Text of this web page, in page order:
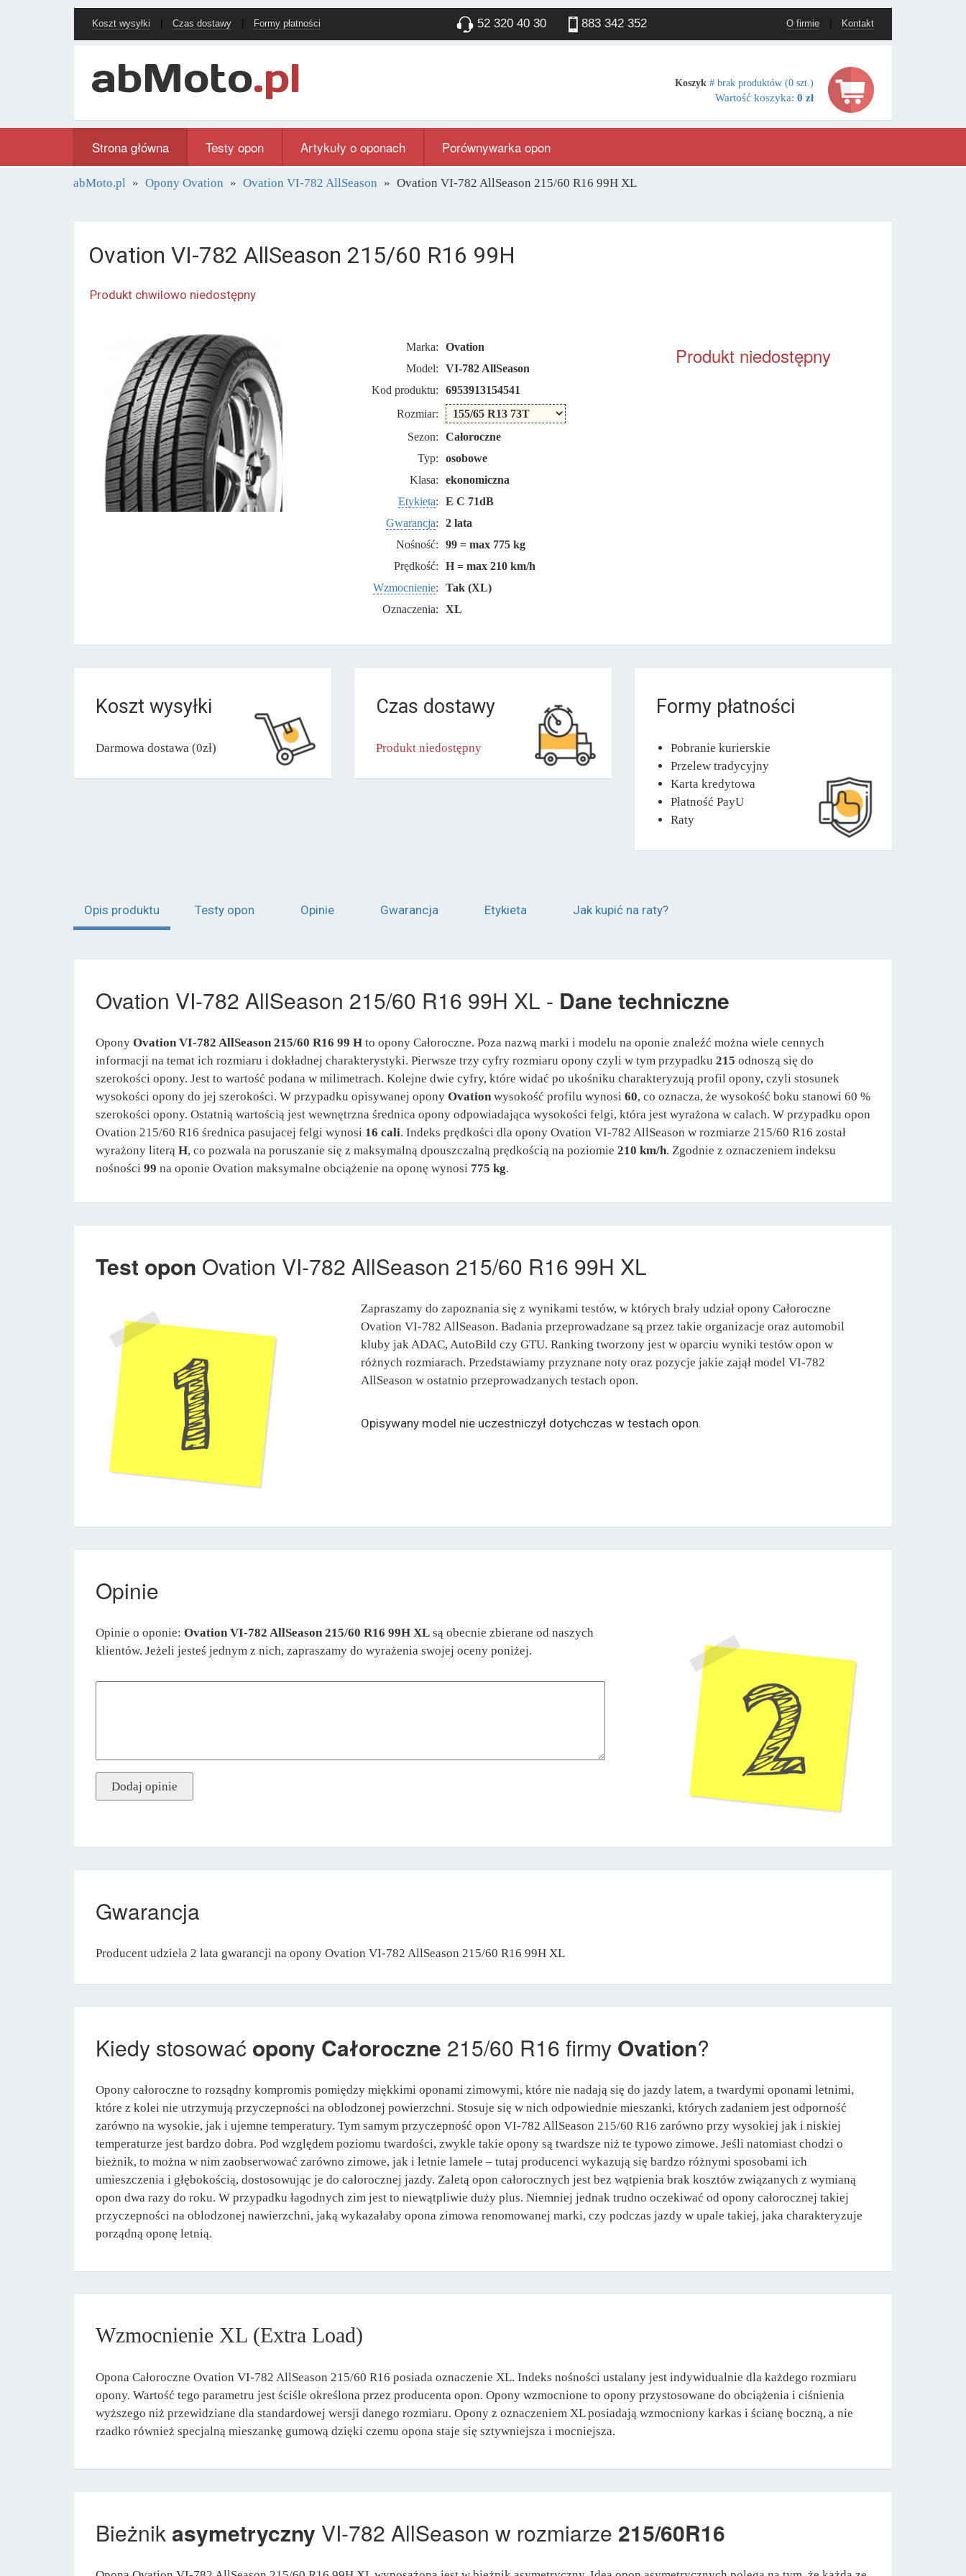
Koszt wysyłki Czas dostawy Formy płatności 52 320 40 30 883 342 352 O firmie Kontakt
Koszyk # brak produktów (0 szt.)
Wartość koszyka: 0 zł
Strona główna Testy opon Artykuły o oponach Porównywarka opon
abMoto.pl Opony Ovation Ovation VI-782 AllSeason Ovation VI-782 AllSeason 215/60 R16 99H XL
Ovation VI-782 AllSeason 215/60 R16 99H
Produkt chwilowo niedostępny
Marka:
Ovation
Model:
VI-782 AllSeason
Kod produktu:
6953913154541
Rozmiar:
Sezon:
Całoroczne
Typ:
osobowe
Klasa:
ekonomiczna
Etykieta:
E C 71dB
Gwarancja:
2 lata
Nośność:
99 = max 775 kg
Prędkość:
H = max 210 km/h
Wzmocnienie:
Tak (XL)
Oznaczenia:
XL
Produkt niedostępny
Koszt wysyłki
Darmowa dostawa (0zł)
Czas dostawy
Produkt niedostępny
Formy płatności
Pobranie kurierskie
Przelew tradycyjny
Karta kredytowa
Płatność PayU
Raty
Opis produktu Testy opon Opinie Gwarancja Etykieta Jak kupić na raty?
Ovation VI-782 AllSeason 215/60 R16 99H XL - Dane techniczne
Opony Ovation VI-782 AllSeason 215/60 R16 99 H to opony Całoroczne. Poza nazwą marki i modelu na oponie znaleźć można wiele cennych
informacji na temat ich rozmiaru i dokładnej charakterystyki. Pierwsze trzy cyfry rozmiaru opony czyli w tym przypadku 215 odnoszą się do
szerokości opony. Jest to wartość podana w milimetrach. Kolejne dwie cyfry, które widać po ukośniku charakteryzują profil opony, czyli stosunek
wysokości opony do jej szerokości. W przypadku opisywanej opony Ovation wysokość profilu wynosi 60, co oznacza, że wysokość boku stanowi 60 %
szerokości opony. Ostatnią wartością jest wewnętrzna średnica opony odpowiadająca wysokości felgi, która jest wyrażona w calach. W przypadku opon
Ovation 215/60 R16 średnica pasujacej felgi wynosi 16 cali. Indeks prędkości dla opony Ovation VI-782 AllSeason w rozmiarze 215/60 R16 został
wyrażony literą H, co pozwala na poruszanie się z maksymalną dpouszczalną prędkością na poziomie 210 km/h. Zgodnie z oznaczeniem indeksu
nośności 99 na oponie Ovation maksymalne obciążenie na oponę wynosi 775 kg.
Test opon Ovation VI-782 AllSeason 215/60 R16 99H XL
Zapraszamy do zapoznania się z wynikami testów, w których brały udział opony Całoroczne
Ovation VI-782 AllSeason. Badania przeprowadzane są przez takie organizacje oraz automobil
kluby jak ADAC, AutoBild czy GTU. Ranking tworzony jest w oparciu wyniki testów opon w
różnych rozmiarach. Przedstawiamy przyznane noty oraz pozycje jakie zajął model VI-782
AllSeason w ostatnio przeprowadzanych testach opon.
Opisywany model nie uczestniczył dotychczas w testach opon.
Opinie
Opinie o oponie: Ovation VI-782 AllSeason 215/60 R16 99H XL są obecnie zbierane od naszych
klientów. Jeżeli jesteś jednym z nich, zapraszamy do wyrażenia swojej oceny poniżej.
Gwarancja
Producent udziela 2 lata gwarancji na opony Ovation VI-782 AllSeason 215/60 R16 99H XL
Kiedy stosować opony Całoroczne 215/60 R16 firmy Ovation?
Opony całoroczne to rozsądny kompromis pomiędzy miękkimi oponami zimowymi, które nie nadają się do jazdy latem, a twardymi oponami letnimi,
które z kolei nie utrzymują przyczepności na oblodzonej powierzchni. Stosuje się w nich odpowiednie mieszanki, których zadaniem jest odporność
zarówno na wysokie, jak i ujemne temperatury. Tym samym przyczepność opon VI-782 AllSeason 215/60 R16 zarówno przy wysokiej jak i niskiej
temperaturze jest bardzo dobra. Pod względem poziomu twardości, zwykle takie opony są twardsze niż te typowo zimowe. Jeśli natomiast chodzi o
bieżnik, to można w nim zaobserwować zarówno zimowe, jak i letnie lamele – tutaj producenci wykazują się bardzo różnymi sposobami ich
umieszczenia i głębokością, dostosowując je do całorocznej jazdy. Zaletą opon całorocznych jest bez wątpienia brak kosztów związanych z wymianą
opon dwa razy do roku. W przypadku łagodnych zim jest to niewątpliwie duży plus. Niemniej jednak trudno oczekiwać od opony całorocznej takiej
przyczepności na oblodzonej nawierzchni, jaką wykazałaby opona zimowa renomowanej marki, czy podczas jazdy w upale takiej, jaka charakteryzuje
porządną oponę letnią.
Wzmocnienie XL (Extra Load)
Opona Całoroczne Ovation VI-782 AllSeason 215/60 R16 posiada oznaczenie XL. Indeks nośności ustalany jest indywidualnie dla każdego rozmiaru
opony. Wartość tego parametru jest ściśle określona przez producenta opon. Opony wzmocnione to opony przystosowane do obciążenia i ciśnienia
wyższego niż przewidziane dla standardowej wersji danego rozmiaru. Opony z oznaczeniem XL posiadają wzmocniony karkas i ścianę boczną, a nie
rzadko również specjalną mieszankę gumową dzięki czemu opona staje się sztywniejsza i mocniejsza.
Bieżnikasymetryczny VI-782 AllSeason w rozmiarze 215/60R16